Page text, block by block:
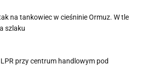
na tankowiec w cieśninie Ormuz. W tle
szlaku
przy centrum handlowym pod